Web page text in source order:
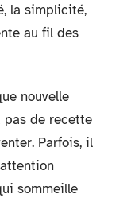
la simplicité,
au fil des
nouvelle
pas de recette
Parfois, il
attention
sommeille